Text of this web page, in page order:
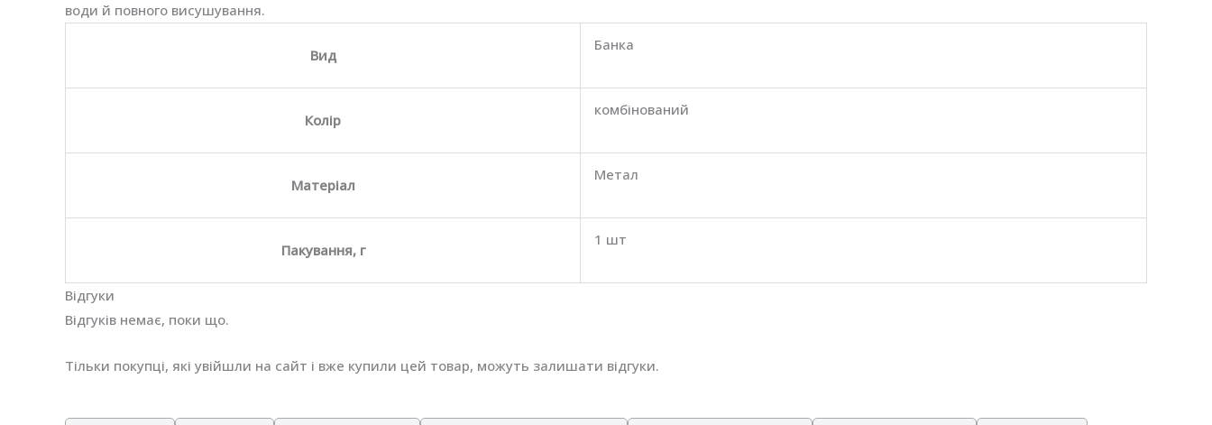
води й повного висушування.
Вид
Банка
Колір
комбінований
Матеріал
Метал
Пакування, г
1 шт
Відгуки
Відгуків немає, поки що.
Тільки покупці, які увійшли на сайт і вже купили цей товар, можуть залишати відгуки.